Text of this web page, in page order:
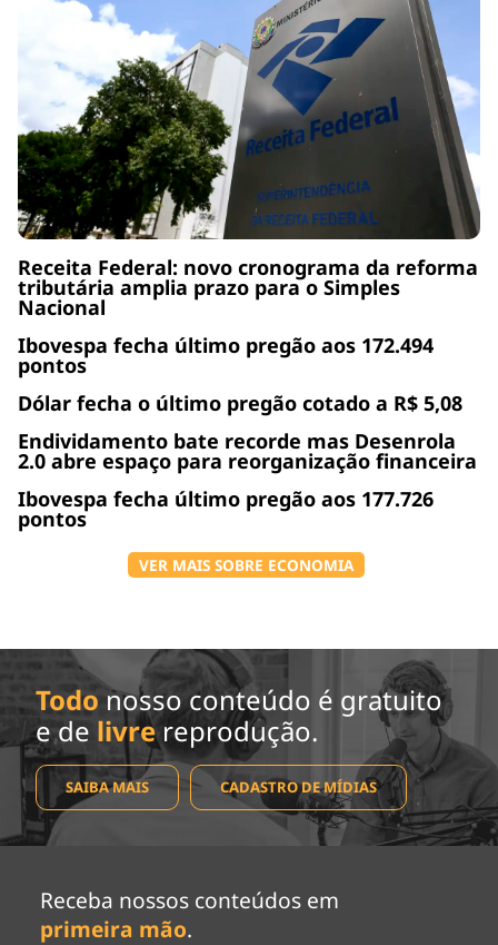
Receita Federal: novo cronograma da reforma
tributária amplia prazo para o Simples
Nacional
Ibovespa fecha último pregão aos 172.494
pontos
Dólar fecha o último pregão cotado a R$ 5,08
Endividamento bate recorde mas Desenrola
2.0 abre espaço para reorganização financeira
Ibovespa fecha último pregão aos 177.726
pontos
VER MAIS SOBRE ECONOMIA
Todo nosso conteúdo é gratuito
e de livrereprodução.
SAIBA MAIS CADASTRO DE MÍDIAS
Receba nossos conteúdos em
primeira mão.